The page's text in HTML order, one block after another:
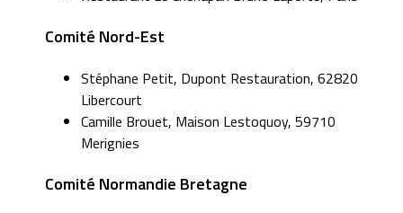
Comité Nord-Est
Stéphane Petit, Dupont Restauration, 62820
Libercourt
Camille Brouet, Maison Lestoquoy, 59710
Merignies
Comité Normandie Bretagne